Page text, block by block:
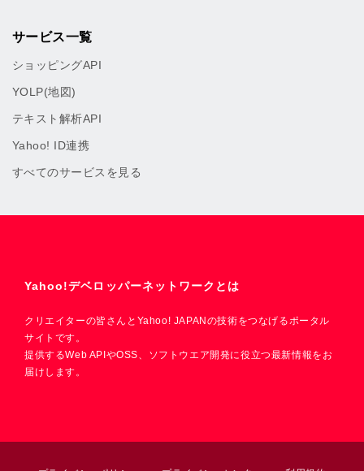
サービス一覧
ショッピングAPI
YOLP(地図)
テキスト解析API
Yahoo! ID連携
すべてのサービスを見る
Yahoo!デベロッパーネットワークとは
クリエイターの皆さんとYahoo! JAPANの技術をつなげるポータル
サイトです。
提供するWeb APIやOSS、ソフトウエア開発に役立つ最新情報をお
届けします。